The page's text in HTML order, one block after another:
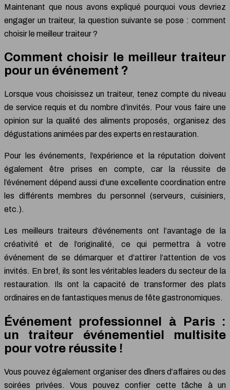
Maintenant que nous avons expliqué pourquoi vous devriez
engager un traiteur, la question suivante se pose : comment
choisir le meilleur traiteur ?
Comment choisir le meilleur traiteur
pour un événement ?
Lorsque vous choisissez un traiteur, tenez compte du niveau
de service requis et du nombre d’invités. Pour vous faire une
opinion sur la qualité des aliments proposés, organisez des
dégustations animées par des experts en restauration.
Pour les événements, l’expérience et la réputation doivent
également être prises en compte, car la réussite de
l’événement dépend aussi d’une excellente coordination entre
les différents membres du personnel (serveurs, cuisiniers,
etc.).
Les meilleurs traiteurs d’événements ont l’avantage de la
créativité et de l’originalité, ce qui permettra à votre
événement de se démarquer et d’attirer l’attention de vos
invités. En bref, ils sont les véritables leaders du secteur de la
restauration. Ils ont la capacité de transformer des plats
ordinaires en de fantastiques menus de fête gastronomiques.
Événement professionnel à Paris :
un traiteur événementiel multisite
pour votre réussite !
Vous pouvez également organiser des dîners d’affaires ou des
soirées privées. Vous pouvez confier cette tâche à un